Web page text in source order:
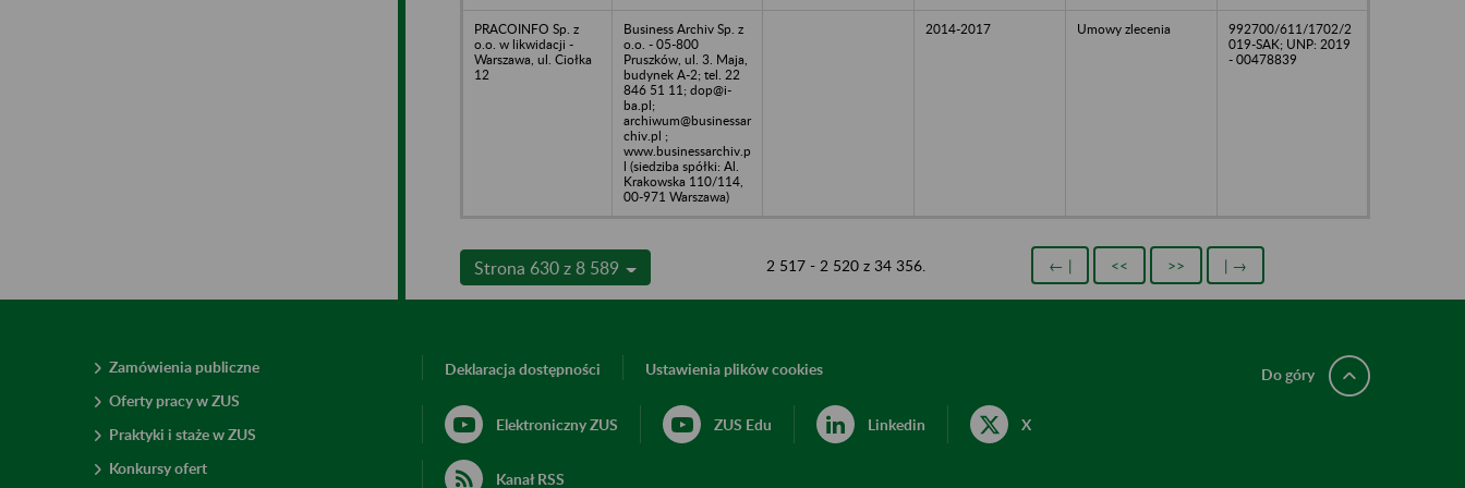
PRACOINFO Sp. z
o.o. w likwidacji -
Warszawa, ul. Ciołka
12
Business Archiv Sp. z
o.o. - 05-800
Pruszków, ul. 3. Maja,
budynek A-2; tel. 22
846 51 11; dop@i-
ba.pl;
archiwum@businessar
chiv.pl ;
www.businessarchiv.p
l (siedziba spółki: Al.
Krakowska 110/114,
00-971 Warszawa)
2014-2017 Umowy zlecenia
992700/611/1702/2
019-SAK; UNP: 2019
- 00478839
Strona 630 z 8 589 2 517 - 2 520 z 34 356. ← | << >> | →
Zamówienia publiczne
Oferty pracy w ZUS
Praktyki i staże w ZUS
Konkursy ofert
Deklaracja dostępności Ustawienia plików cookies
Elektroniczny ZUS ZUS Edu Linkedin X
Kanał RSS
Do góry